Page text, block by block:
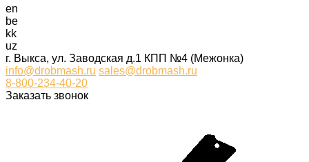
en
be
kk
uz
г. Выкса, ул. Заводская д.1 КПП №4 (Межонка)
info@drobmash.ru sales@drobmash.ru
8-800-234-40-20
Заказать звонок